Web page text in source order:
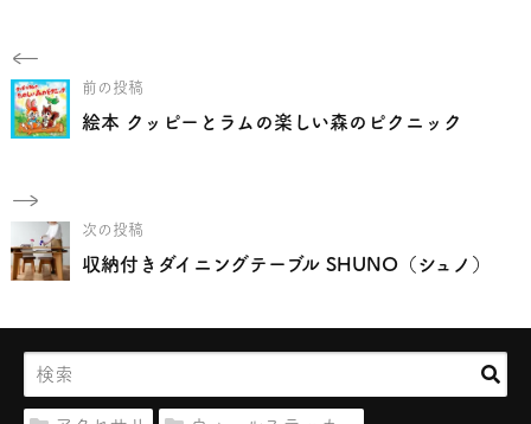
前の投稿
絵本 クッピーとラムの楽しい森のピクニック
次の投稿
収納付きダイニングテーブル SHUNO（シュノ）